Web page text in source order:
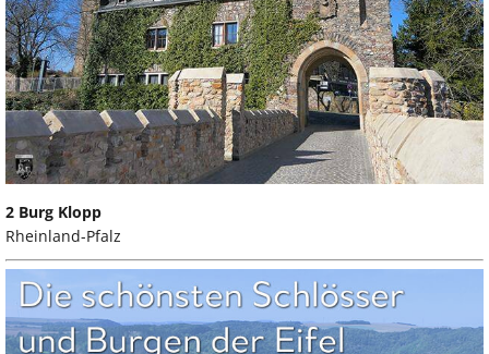
2 Burg Klopp
Rheinland-Pfalz